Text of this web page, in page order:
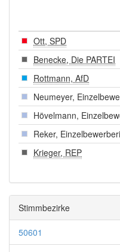
Ott, SPD
Benecke, Die PARTEI
Rottmann, AfD
Neumeyer,
Hövelmann,
Reker,
Krieger, REP
Stimmbezirke
50601